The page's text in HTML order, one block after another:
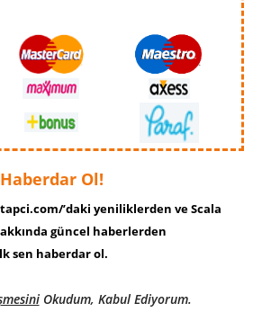
Haberdar Ol!
’daki yeniliklerden ve Scala
güncel haberlerden
sen haberdar ol.
Okudum, Kabul Ediyorum.